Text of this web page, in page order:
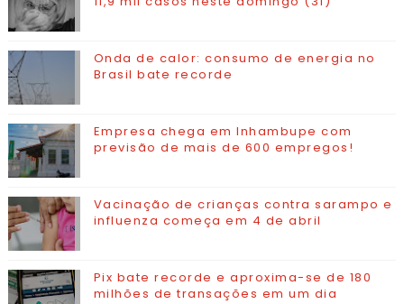
Onda de calor: consumo de energia no
Brasil bate recorde
Empresa chega em Inhambupe com
previsão de mais de 600 empregos!
Vacinação de crianças contra sarampo e
influenza começa em 4 de abril
Pix bate recorde e aproxima-se de 180
milhões de transações em um dia